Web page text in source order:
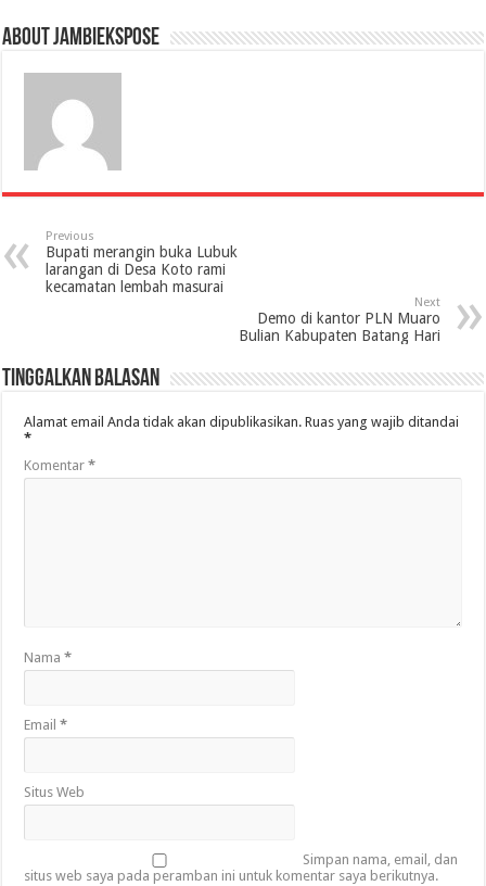
About jambiekspose
Previous
Bupati merangin buka Lubuk
larangan di Desa Koto rami
kecamatan lembah masurai
Next
Demo di kantor PLN Muaro
Bulian Kabupaten Batang Hari
Tinggalkan Balasan
Alamat email Anda tidak akan dipublikasikan. Ruas yang wajib ditandai
*
Komentar*
Nama*
Email*
Situs Web
Simpan nama, email, dan
situs web saya pada peramban ini untuk komentar saya berikutnya.